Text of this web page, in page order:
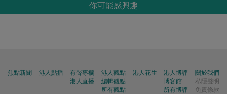
你可能感興趣
焦點新聞 港人點播
有聲專欄
港人直播
港人觀點
編輯觀點
所有觀點
港人花生
港人博評
博客館
所有博評
關於我們
私隱聲明
免責條款